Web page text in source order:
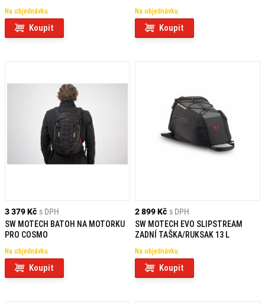
Na objednávku
Koupit
Na objednávku
Koupit
3 379 Kč s DPH
SW MOTECH BATOH NA MOTORKU
PRO COSMO
Na objednávku
Koupit
2 899 Kč s DPH
SW MOTECH EVO SLIPSTREAM
ZADNÍ TAŠKA/RUKSAK 13 L
Na objednávku
Koupit